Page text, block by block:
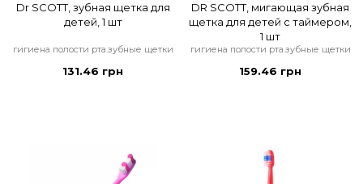
Dr SCOTT, зубная щетка для
детей, 1 шт
гигиена полости рта.зубные щетки
131.46 грн
DR SCOTT, мигающая зубная
щетка для детей с таймером,
1 шт
гигиена полости рта.зубные щетки
159.46 грн